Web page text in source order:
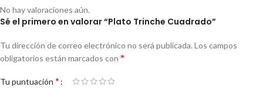
No hay valoraciones aún.
Sé el primero en valorar “Plato Trinche Cuadrado”
Tu dirección de correo electrónico no será publicada. Los campos
obligatorios están marcados con *
Tu puntuación *